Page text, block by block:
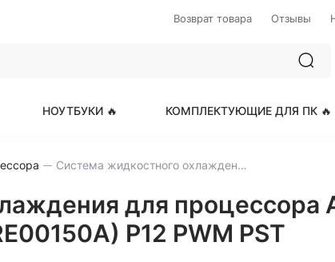
Возврат товара Отзывы
НОУТБУКИ 🔥 КОМПЛЕКТУЮЩИЕ ДЛЯ ПК 🔥
Система жидкостного охлаждения для процессора Arctic Cooling Arctic Liquid Freezer III-240 ARGB White (ACFRE00150A) P12 PWM PST
для процессора
P12 PWM PST